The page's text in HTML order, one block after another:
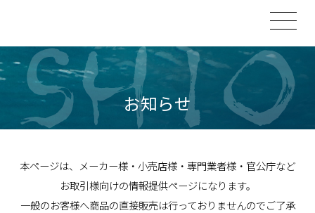
お知らせ
本ページは、メーカー様・小売店様・専門業者様・官公庁など
お取引様向けの情報提供ページになります。
一般のお客様へ商品の直接販売は行っておりませんのでご了承